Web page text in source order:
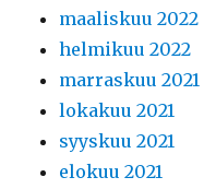
maaliskuu 2022
helmikuu 2022
marraskuu 2021
lokakuu 2021
syyskuu 2021
elokuu 2021